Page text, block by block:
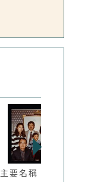
主要名稱：琦君與文